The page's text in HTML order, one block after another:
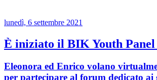
lunedì, 6 settembre 2021
È iniziato il BIK Youth Panel
Eleonora ed Enrico volano
per partecipare al forum dedicato ai